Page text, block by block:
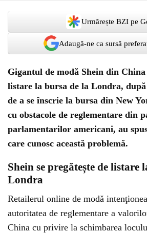
Urmărește BZI pe
Adaugă-ne ca sursă
Gigantul de modă Shein din China
listare la bursa de la Londra, după
de a se înscrie la bursa din New
cu obstacole de reglementare din
parlamentarilor americani, au
care cunosc această problemă.
Shein se pregătește de listare
Londra
Retailerul online de modă
autoritatea de reglementare a
China cu privire la schimbarea